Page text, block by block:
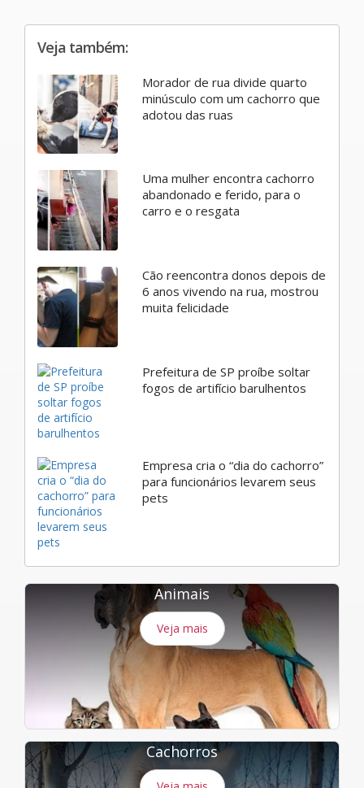
Veja também:
Morador de rua divide quarto
minúsculo com um cachorro que
adotou das ruas
Uma mulher encontra cachorro
abandonado e ferido, para o
carro e o resgata
Cão reencontra donos depois de
6 anos vivendo na rua, mostrou
muita felicidade
Prefeitura de SP proíbe soltar
fogos de artifício barulhentos
Empresa cria o “dia do cachorro”
para funcionários levarem seus
pets
Animais
Veja mais
Cachorros